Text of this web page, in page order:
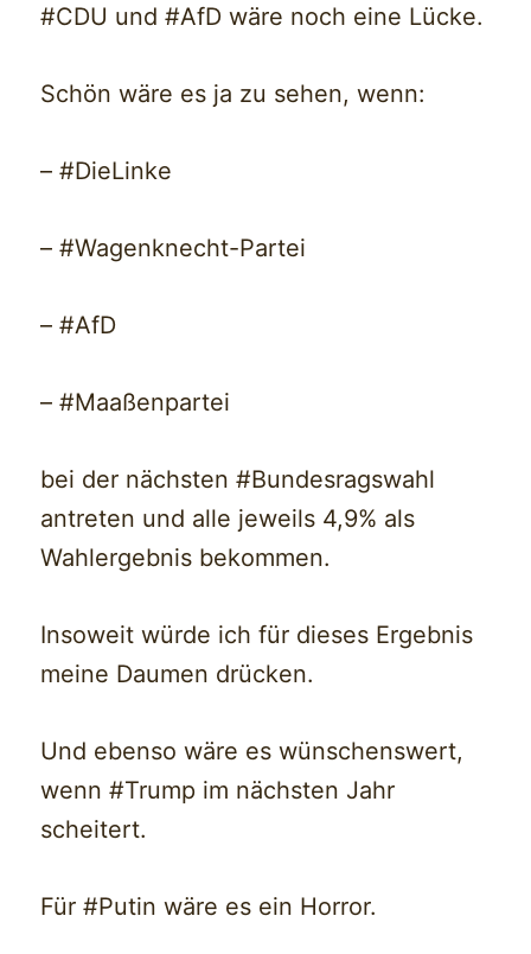
#CDU und #AfD wäre noch eine Lücke.
Schön wäre es ja zu sehen, wenn:
– #DieLinke
– #Wagenknecht-Partei
– #AfD
– #Maaßenpartei
bei der nächsten #Bundesragswahl
antreten und alle jeweils 4,9% als
Wahlergebnis bekommen.
Insoweit würde ich für dieses Ergebnis
meine Daumen drücken.
Und ebenso wäre es wünschenswert,
wenn #Trump im nächsten Jahr
scheitert.
Für #Putin wäre es ein Horror.